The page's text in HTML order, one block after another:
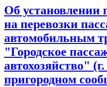
Об установлении
на перевозки
автомобильным
"Городское
автохозяйство"
пригородном